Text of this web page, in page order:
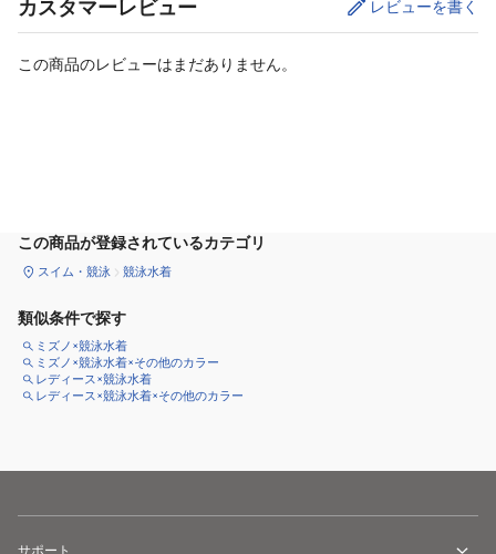
カスタマーレビュー レビューを書く
この商品のレビューはまだありません。
この商品が登録されているカテゴリ
スイム・競泳 競泳水着
類似条件で探す
ミズノ×競泳水着
ミズノ×競泳水着×その他のカラー
レディース×競泳水着
レディース×競泳水着×その他のカラー
サポート